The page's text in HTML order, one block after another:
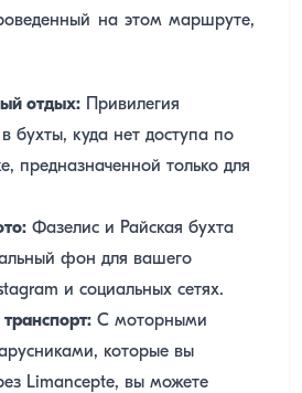
на этом маршруте,
отдых: Привилегия
бухты, куда нет доступа по
предназначенной только для
Фазелис и Райская бухта
фон для вашего
и социальных сетях.
С моторными
которые вы
Limancepte, вы можете